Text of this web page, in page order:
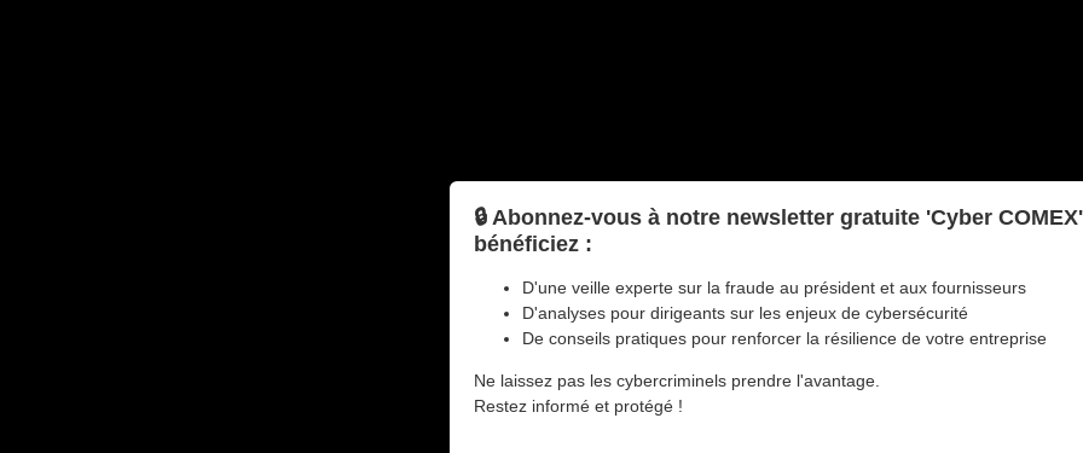
🔒 Abonnez-vous à notre newsletter gratuite 'Cyber
bénéficiez :
D'une veille experte sur la fraude au président et aux fournisseurs
D'analyses pour dirigeants sur les enjeux de cybersécurité
De conseils pratiques pour renforcer la résilience de votre entreprise
Ne laissez pas les cybercriminels prendre l'avantage.
Restez informé et protégé !